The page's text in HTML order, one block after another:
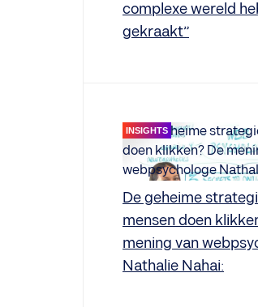
complexe wereld
gekraakt”
INSIGHTS
De geheime
mensen doen
mening van
Nathalie Nahai: